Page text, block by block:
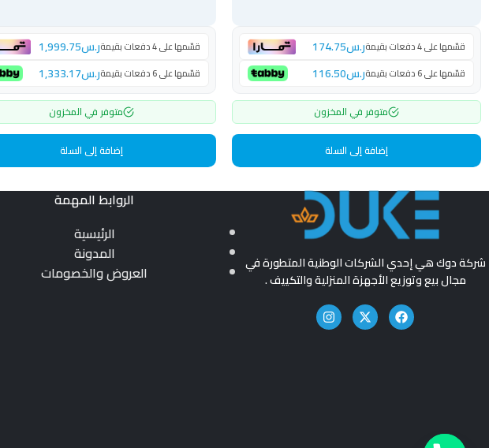
قسّمها على 4 دفعات بقيمة ر.س174.75
قسّمها على 6 دفعات بقيمة ر.س116.50
متوفر في المخزون
إضافة إلى السلة
قسّمها على 4 دفعات بقيمة ر.س1,999.75
قسّمها على 6 دفعات بقيمة ر.س1,333.17
متوفر في المخزون
إضافة إلى السلة
شركة دوك هي إحدي الشركات الوطنية المتطورة في
مجال بيع وتوزيع الأجهزة المنزلية والتكييف .
الروابط المهمة
الرئيسية
المدونة
العروض والخصومات